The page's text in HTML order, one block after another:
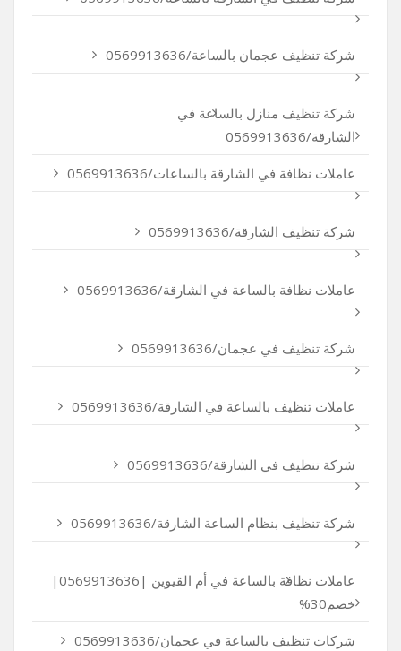
شركة تنظيف عجمان بالساعة/0569913636
شركة تنظيف منازل بالساعة في
الشارقة/0569913636
عاملات نظافة في الشارقة بالساعات/0569913636
شركة تنظيف الشارقة/0569913636
عاملات نظافة بالساعة في الشارقة/0569913636
شركة تنظيف في عجمان/0569913636
عاملات تنظيف بالساعة في الشارقة/0569913636
شركة تنظيف في الشارقة/0569913636
شركة تنظيف بنظام الساعة الشارقة/0569913636
عاملات نظافة بالساعة في أم القيوين |0569913636|
خصم30%
شركات تنظيف بالساعة في عجمان/0569913636